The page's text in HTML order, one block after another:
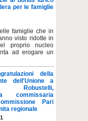
per le famiglie
famiglie che in
visto ridotte in
proprio nucleo
ad erogare un
della
dell'Unione a
Robustelli,
commissaria
Pari
regionale